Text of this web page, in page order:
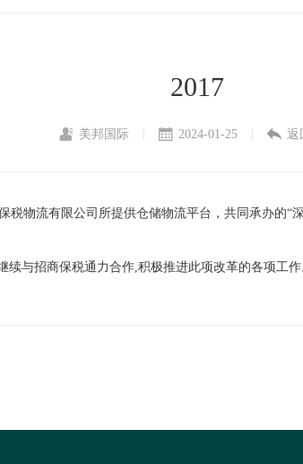
2017
美邦国际 | 2024-01-25 | 返
物流有限公司所提供仓储物流平台，共同承办的
与招商保税通力合作,积极推进此项改革的各项工作